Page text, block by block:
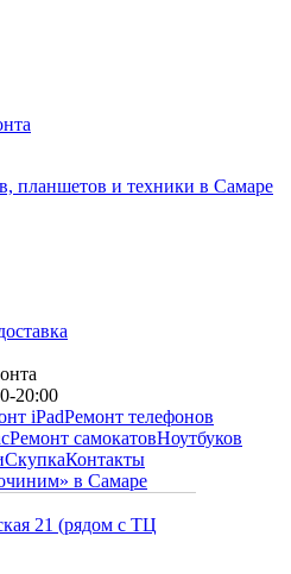
планшетов и техники в Самаре
20:00
iPadРемонт телефонов
Ремонт самокатовНоутбуков
СкупкаКонтакты
21 (рядом с ТЦ